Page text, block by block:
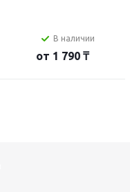
В наличии
от 1 790 ₸